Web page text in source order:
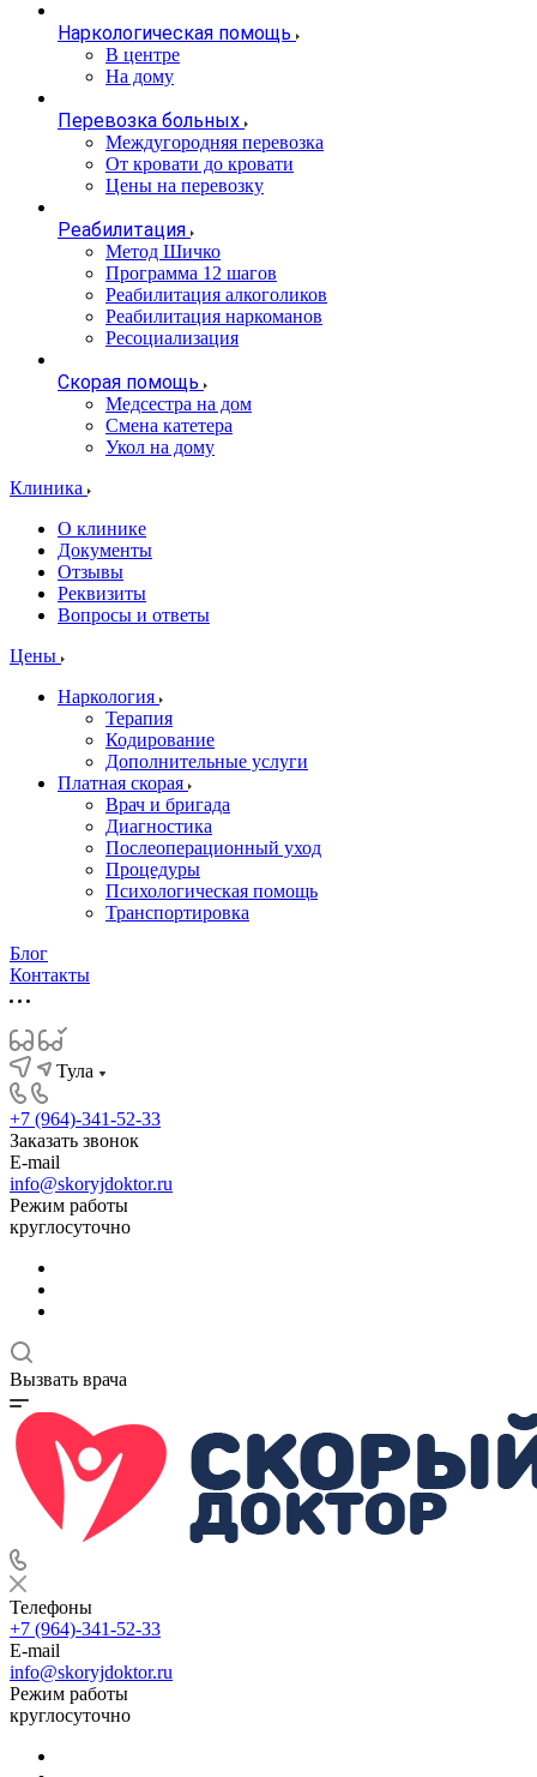
Наркологическая помощь
В центре
На дому
Перевозка больных
Междугородняя перевозка
От кровати до кровати
Цены на перевозку
Реабилитация
Метод Шичко
Программа 12 шагов
Реабилитация алкоголиков
Реабилитация наркоманов
Ресоциализация
Скорая помощь
Медсестра на дом
Смена катетера
Укол на дому
Клиника
О клинике
Документы
Отзывы
Реквизиты
Вопросы и ответы
Цены
Наркология
Терапия
Кодирование
Дополнительные услуги
Платная скорая
Врач и бригада
Диагностика
Послеоперационный уход
Процедуры
Психологическая помощь
Транспортировка
Блог
Контакты
Тула
+7 (964)-341-52-33
Заказать звонок
E-mail
info@skoryjdoktor.ru
Режим работы
круглосуточно
Вызвать врача
Телефоны
+7 (964)-341-52-33
E-mail
info@skoryjdoktor.ru
Режим работы
круглосуточно